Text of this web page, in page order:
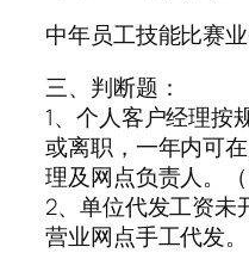
中年员工技能比赛
三、判断题：
1、个人客户经理按
或离职，一年内可
理及网点负责人。（
2、单位代发工资未
营业网点手工代发。